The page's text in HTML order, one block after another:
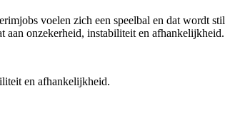
voelen zich een speelbal en dat wordt
onzekerheid, instabiliteit en afhankelijkheid.
en afhankelijkheid.